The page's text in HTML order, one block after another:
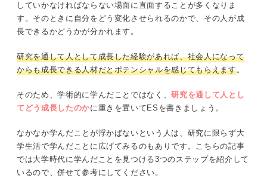
していかなければならない場面に直面することが多くなりま
す。そのときに自分をどう変化させられるのかで、その人が成
長できるかどうかが分かれます。
研究を通して人として成長した経験があれば、社会人になって
からも成長できる人材だとポテンシャルを感じてもらえます。
そのため、学術的に学んだことではなく、研究を通して人とし
てどう成長したのかに重きを置いてESを書きましょう。
なかなか学んだことが浮かばないという人は、研究に限らず大
学生活で学んだことに広げてみるのもありです。こちらの記事
では大学時代に学んだことを見つける3つのステップを紹介して
いるので、併せて参考にしてください。